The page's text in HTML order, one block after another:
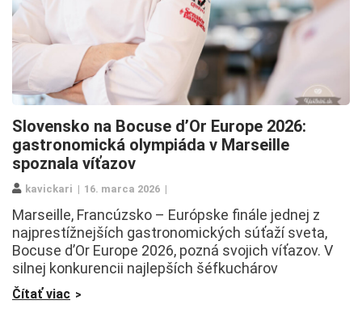
Slovensko na Bocuse d’Or Europe 2026:
gastronomická olympiáda v Marseille
spoznala víťazov
kavickari 16. marca 2026
Marseille, Francúzsko – Európske finále jednej z
najprestížnejších gastronomických súťaží sveta,
Bocuse d’Or Europe 2026, pozná svojich víťazov. V
silnej konkurencii najlepších šéfkuchárov
Čítať viac